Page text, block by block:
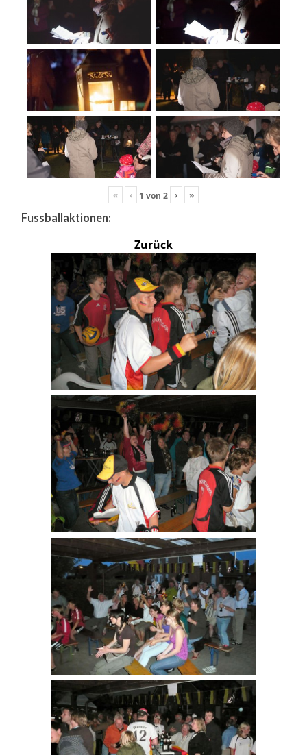
« ‹ 1 von 2 › »
Fussballaktionen:
Zurück